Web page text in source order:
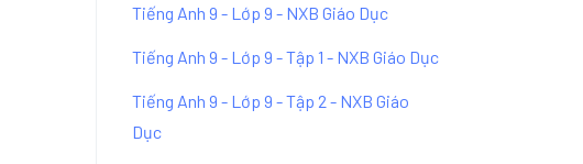
Tiếng Anh 9 - Lớp 9 - NXB Giáo Dục
Tiếng Anh 9 - Lớp 9 - Tập 1 - NXB Giáo Dục
Tiếng Anh 9 - Lớp 9 - Tập 2 - NXB Giáo
Dục